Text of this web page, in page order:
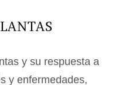
y su respuesta a
y enfermedades,